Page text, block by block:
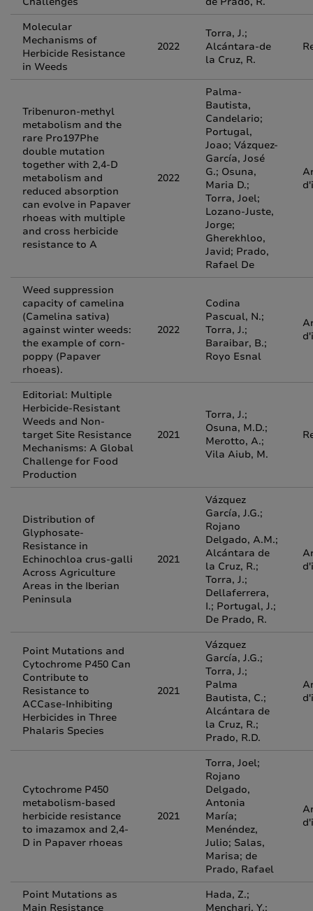
Molecular
Mechanisms of
Herbicide Resistance
in Weeds
2022
Torra, J.;
Alcántara-de
la Cruz, R.
Tribenuron-methyl
metabolism and the
rare Pro197Phe
double mutation
together with 2,4-D
metabolism and
reduced absorption
can evolve in Papaver
rhoeas with multiple
and cross herbicide
resistance to A
2022
Palma-
Bautista,
Candelario;
Portugal,
Joao; Vázquez-
García, José
G.; Osuna,
Maria D.;
Torra, Joel;
Lozano-Juste,
Jorge;
Gherekhloo,
Javid; Prado,
Rafael De
Weed suppression
capacity of camelina
(Camelina sativa)
against winter weeds:
the example of corn-
poppy (Papaver
rhoeas).
2022
Codina
Pascual, N.;
Torra, J.;
Baraibar, B.;
Royo Esnal
Editorial: Multiple
Herbicide-Resistant
Weeds and Non-
target Site Resistance
Mechanisms: A Global
Challenge for Food
Production
2021
Torra, J.;
Osuna, M.D.;
Merotto, A.;
Vila Aiub, M.
Distribution of
Glyphosate-
Resistance in
Echinochloa crus-galli
Across Agriculture
Areas in the Iberian
Peninsula
2021
Vázquez
García, J.G.;
Rojano
Delgado, A.M.;
Alcántara de
la Cruz, R.;
Torra, J.;
Dellaferrera,
I.; Portugal, J.;
De Prado, R.
Point Mutations and
Cytochrome P450 Can
Contribute to
Resistance to
ACCase-Inhibiting
Herbicides in Three
Phalaris Species
2021
Vázquez
García, J.G.;
Torra, J.;
Palma
Bautista, C.;
Alcántara de
la Cruz, R.;
Prado, R.D.
Cytochrome P450
metabolism-based
herbicide resistance
to imazamox and 2,4-
D in Papaver rhoeas
2021
Torra, Joel;
Rojano
Delgado,
Antonia
María;
Menéndez,
Julio; Salas,
Marisa; de
Prado, Rafael
Point Mutations as
Main Resistance
Hada, Z.;
Menchari, Y.;